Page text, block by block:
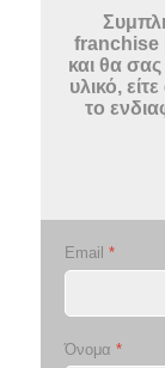
franchise
και θα
υλικό,
το
Email *
Όνομα *